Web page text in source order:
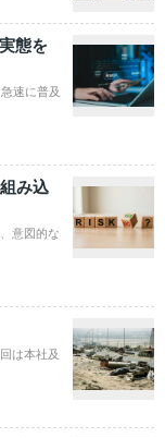
態を
速に普及
み込
意図的な
は本社及